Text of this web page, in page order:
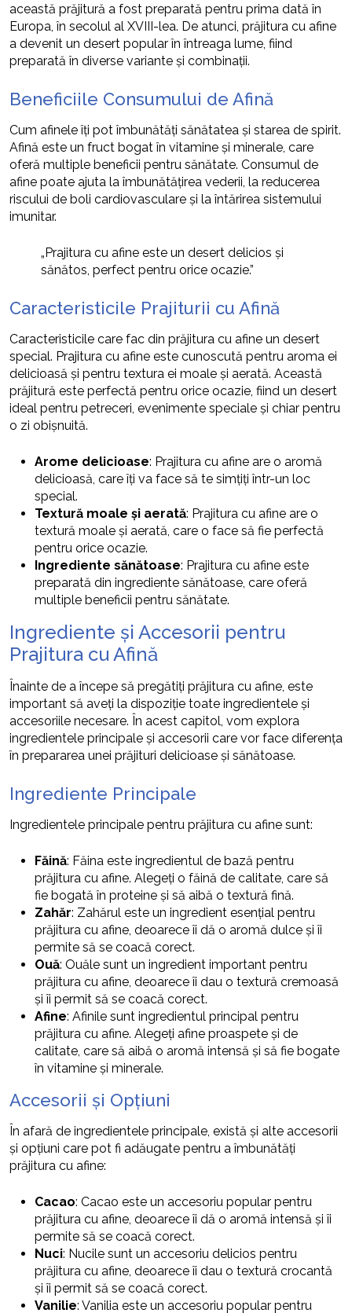
această prăjitură a fost preparată pentru prima dată în
Europa, în secolul al XVIII-lea. De atunci, prăjitura cu afine
a devenit un desert popular în întreaga lume, fiind
preparată în diverse variante și combinații.
Beneficiile Consumului de Afină
Cum afinele îți pot îmbunătăți sănătatea și starea de spirit.
Afină este un fruct bogat în vitamine și minerale, care
oferă multiple beneficii pentru sănătate. Consumul de
afine poate ajuta la îmbunătățirea vederii, la reducerea
riscului de boli cardiovasculare și la întărirea sistemului
imunitar.
„Prajitura cu afine este un desert delicios și
sănătos, perfect pentru orice ocazie.”
Caracteristicile Prajiturii cu Afină
Caracteristicile care fac din prăjitura cu afine un desert
special. Prajitura cu afine este cunoscută pentru aroma ei
delicioasă și pentru textura ei moale și aerată. Această
prăjitură este perfectă pentru orice ocazie, fiind un desert
ideal pentru petreceri, evenimente speciale și chiar pentru
o zi obișnuită.
Arome delicioase: Prajitura cu afine are o aromă
delicioasă, care îți va face să te simțiți într-un loc
special.
Textură moale și aerată: Prajitura cu afine are o
textură moale și aerată, care o face să fie perfectă
pentru orice ocazie.
Ingrediente sănătoase: Prajitura cu afine este
preparată din ingrediente sănătoase, care oferă
multiple beneficii pentru sănătate.
Ingrediente și Accesorii pentru
Prajitura cu Afină
Înainte de a începe să pregătiți prăjitura cu afine, este
important să aveți la dispoziție toate ingredientele și
accesoriile necesare. În acest capitol, vom explora
ingredientele principale și accesorii care vor face diferența
în prepararea unei prăjituri delicioase și sănătoase.
Ingrediente Principale
Ingredientele principale pentru prăjitura cu afine sunt:
Făină: Făina este ingredientul de bază pentru
prăjitura cu afine. Alegeți o făină de calitate, care să
fie bogată în proteine și să aibă o textură fină.
Zahăr: Zahărul este un ingredient esențial pentru
prăjitura cu afine, deoarece îi dă o aromă dulce și îi
permite să se coacă corect.
Ouă: Ouăle sunt un ingredient important pentru
prăjitura cu afine, deoarece îi dau o textură cremoasă
și îi permit să se coacă corect.
Afine: Afinile sunt ingredientul principal pentru
prăjitura cu afine. Alegeți afine proaspete și de
calitate, care să aibă o aromă intensă și să fie bogate
în vitamine și minerale.
Accesorii și Opțiuni
În afară de ingredientele principale, există și alte accesorii
și opțiuni care pot fi adăugate pentru a îmbunătăți
prăjitura cu afine:
Cacao: Cacao este un accesoriu popular pentru
prăjitura cu afine, deoarece îi dă o aromă intensă și îi
permite să se coacă corect.
Nuci: Nucile sunt un accesoriu delicios pentru
prăjitura cu afine, deoarece îi dau o textură crocantă
și îi permit să se coacă corect.
Vanilie: Vanilia este un accesoriu popular pentru